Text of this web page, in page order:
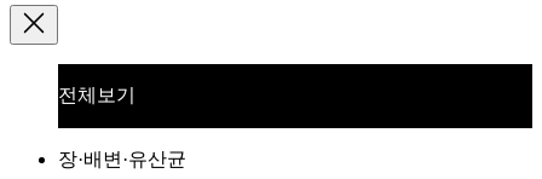
전체보기
장·배변·유산균